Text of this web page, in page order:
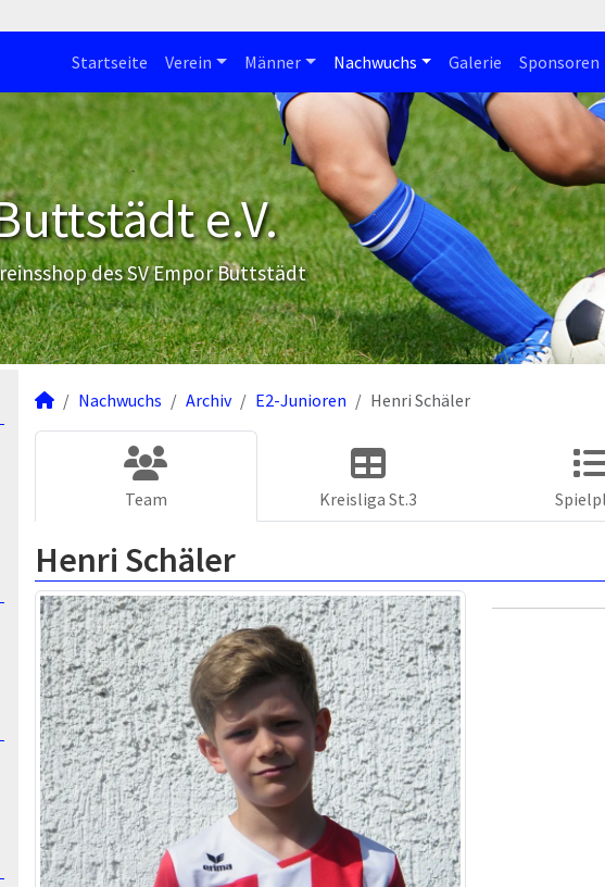
Startseite Verein Männer Nachwuchs Galerie Sponsoren
e.V.
des SV Empor Buttstädt
Nachwuchs Archiv E2-Junioren Henri Schäler
Team Kreisliga St.3
Henri Schäler